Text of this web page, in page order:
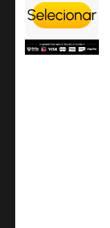
Selecionar